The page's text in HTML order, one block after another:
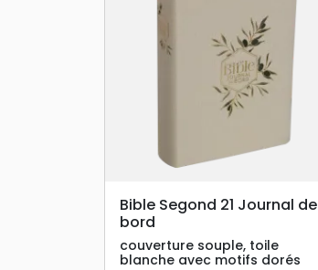
search APERÇU RAPIDE
Bible Segond 21 Journal de
bord
couverture souple, toile
blanche avec motifs dorés